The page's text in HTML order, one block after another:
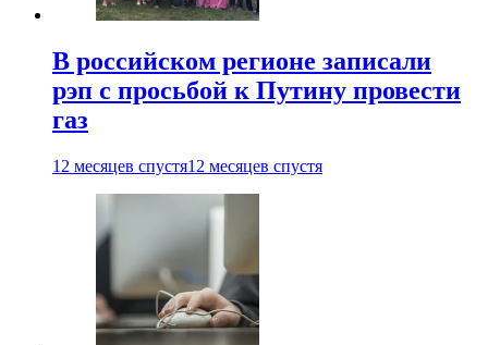
В российском регионе записали
рэп с просьбой к Путину провести
газ
12 месяцев спустя12 месяцев спустя